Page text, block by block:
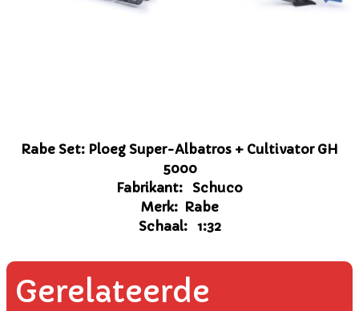
Rabe Set: Ploeg Super-Albatros + Cultivator GH
5000
Fabrikant: Schuco
Merk: Rabe
Schaal: 1:32
Gerelateerde